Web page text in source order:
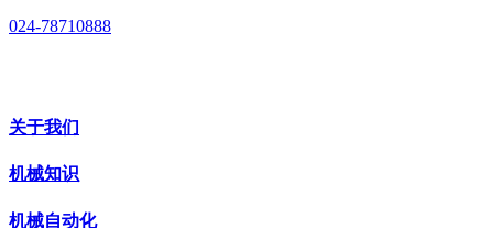
024-78710888
关于我们
机械知识
机械自动化